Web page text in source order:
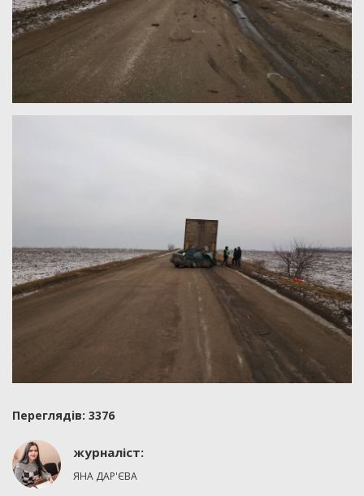
Переглядiв: 3376
журналіст:
ЯНА ДАР'ЄВА